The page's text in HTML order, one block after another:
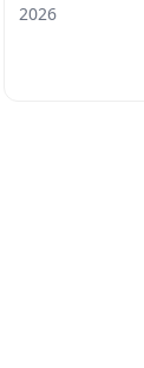
2026